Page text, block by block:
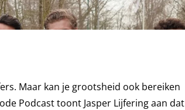
Maar kan je grootsheid ook bereiken
Podcast toont Jasper Lijfering aan dat